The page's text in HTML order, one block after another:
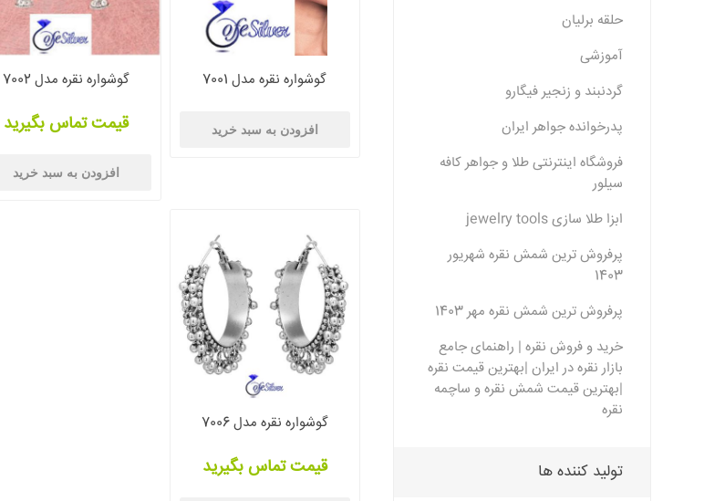
گوشواره نقره مدل 7001
افزودن به سبد خرید
گوشواره نقره مدل 7002
قیمت تماس بگیرید
افزودن به سبد خرید
گوشواره نقره مدل 7006
قیمت تماس بگیرید
حلقه برلیان
آموزشی
گردنبند و زنجیر فیگارو
پدرخوانده جواهر ایران
فروشگاه اینترنتی طلا و جواهر کافه
سیلور
ابزا طلا سازی jewelry tools
پرفروش ترین شمش نقره شهریور
1403
پرفروش ترین شمش نقره مهر 1403
خرید و فروش نقره | راهنمای جامع
بازار نقره در ایران |بهترین قیمت نقره
|بهترین قیمت شمش نقره و ساچمه
نقره
تولید کننده ها